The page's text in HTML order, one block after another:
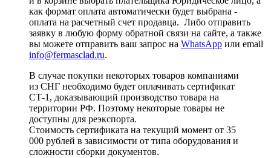
как формат оплата автоматически будет выбрана -
оплата на расчетный счет продавца. Либо отправить
заявку в любую форму обратной связи на сайте, а также
вы можете отправить ваш запрос на WhatsApp или email
info@fermasclad.ru.
В случае покупки некоторых товаров компаниями
из СНГ необходимо будет оплачивать сертификат
СТ-1, доказывающий производство товара на
территории РФ. Поэтому некоторые товары не
доступны для реэкспорта.
Стоимость сертификата на текущий момент от 35
000 рублей в зависимости от типа оборудования и
сложности сборки документов.